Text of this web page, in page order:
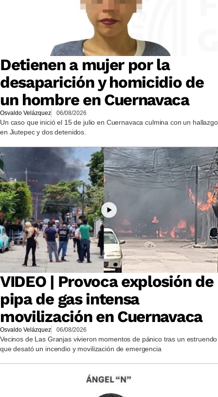
Detienen a mujer por la
desaparición y homicidio de
un hombre en Cuernavaca
Osvaldo Velázquez 06/08/2026
Un caso que inició el 15 de julio en Cuernavaca culmina con un hallazgo
en Jiutepec y dos detenidos.
VIDEO | Provoca explosión de
pipa de gas intensa
movilización en Cuernavaca
Osvaldo Velázquez 06/08/2026
Vecinos de Las Granjas vivieron momentos de pánico tras un estruendo
que desató un incendio y movilización de emergencia